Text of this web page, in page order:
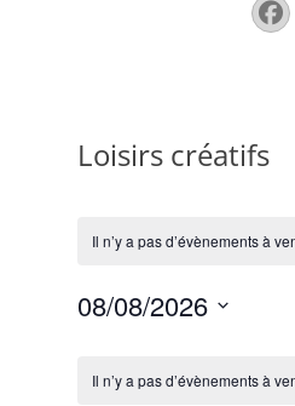
Loisirs créatifs
Il n’y a pas d’évènements à
08/08/2026
date.
de
Il n’y a pas d’évènements à